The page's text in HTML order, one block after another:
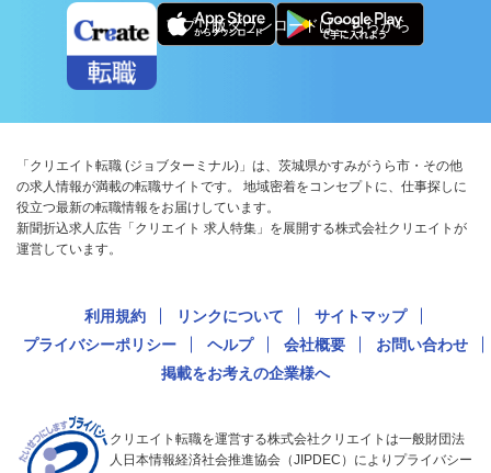
アプリ版ダウンロードはこちらから
「クリエイト転職 (ジョブターミナル)」は、茨城県かすみがうら市・その他
の求人情報が満載の転職サイトです。 地域密着をコンセプトに、仕事探しに
役立つ最新の転職情報をお届けしています。
新聞折込求人広告「クリエイト 求人特集」を展開する株式会社クリエイトが
運営しています。
利用規約 リンクについて
サイトマップ
プライバシーポリシー
ヘルプ 会社概要
お問い合わせ
掲載をお考えの企業様へ
クリエイト転職を運営する株式会社クリエイトは一般財団法
人日本情報経済社会推進協会（JIPDEC）によりプライバシー